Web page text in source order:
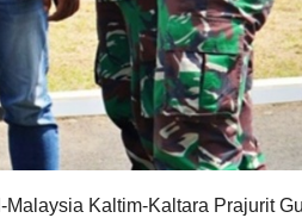
Kaltim-Kaltara Prajurit